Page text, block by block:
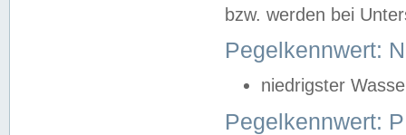
bzw. werden bei
Pegelkennwert:
niedrigster
Pegelkennwert: